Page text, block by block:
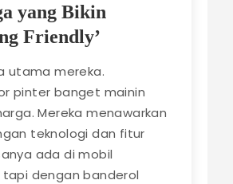
yang Bikin
Friendly’
utama mereka.
pinter banget mainin
Mereka menawarkan
teknologi dan fitur
ada di mobil
tapi dengan banderol